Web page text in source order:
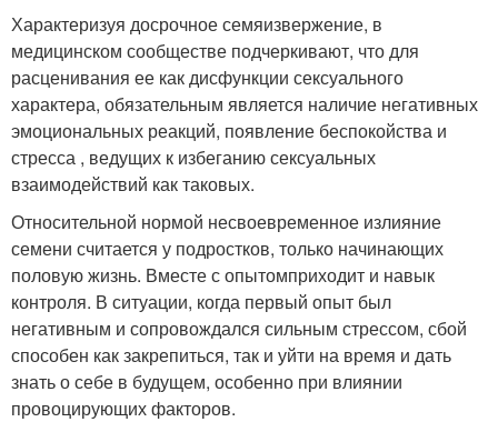
Характеризуя досрочное семяизвержение, в
медицинском сообществе подчеркивают, что для
расценивания ее как дисфункции сексуального
характера, обязательным является наличие негативных
эмоциональных реакций, появление беспокойства и
стресса , ведущих к избеганию сексуальных
взаимодействий как таковых.
Относительной нормой несвоевременное излияние
семени считается у подростков, только начинающих
половую жизнь. Вместе с опытомприходит и навык
контроля. В ситуации, когда первый опыт был
негативным и сопровождался сильным стрессом, сбой
способен как закрепиться, так и уйти на время и дать
знать о себе в будущем, особенно при влиянии
провоцирующих факторов.